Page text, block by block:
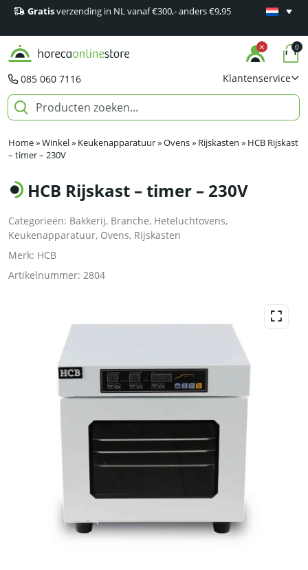
Gratisverzending in NL vanaf €300,- anders €9,95
Minimaal
085 060 7116 Klantenservice
0
Home»Winkel» Keukenapparatuur»Ovens» Rijskasten » HCB Rijskast
– timer – 230V
HCB Rijskast – timer – 230V
Categorieën: Bakkerij, Branche, Heteluchtovens,
Keukenapparatuur, Ovens, Rijskasten
Merk: HCB
Artikelnummer: 2804